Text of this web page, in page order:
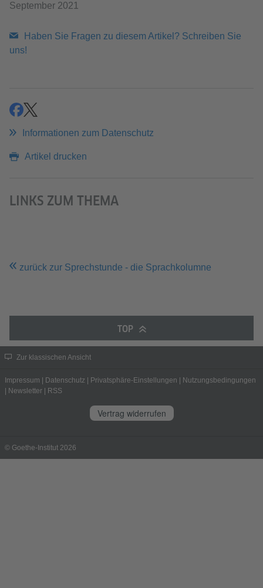
September 2021
Haben Sie Fragen zu diesem Artikel? Schreiben Sie
uns!
teilenteilen
Informationen zum Datenschutz
Artikel drucken
LINKS ZUM THEMA
zurück zur Sprechstunde - die Sprachkolumne
TOP
Zur klassischen Ansicht
Impressum Datenschutz Privatsphäre-Einstellungen
Nutzungsbedingungen
Newsletter RSS
Vertrag widerrufen
© Goethe-Institut 2026